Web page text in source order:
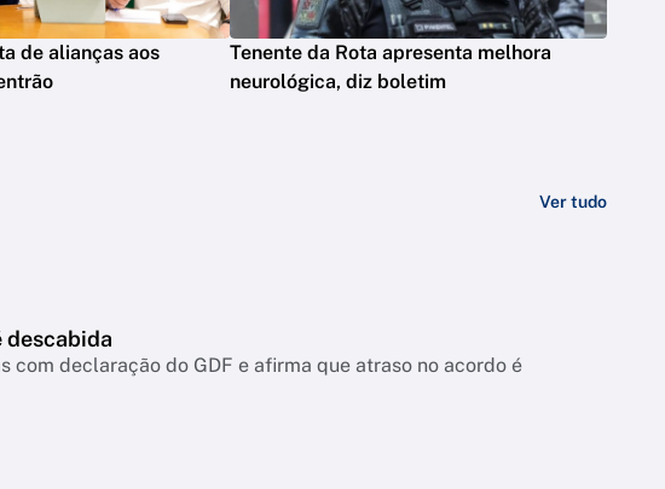
de alianças aos
Tenente da Rota apresenta melhora
neurológica, diz boletim
Ver tudo
descabida
declaração do GDF e afirma que atraso no acordo é